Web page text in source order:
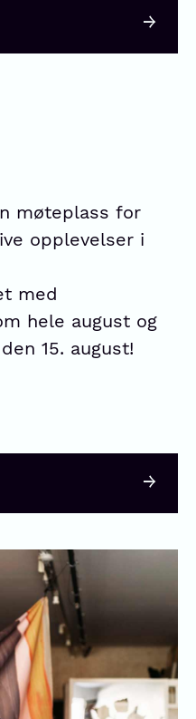
møteplass for
opplevelser i
med
hele august og
15. august!